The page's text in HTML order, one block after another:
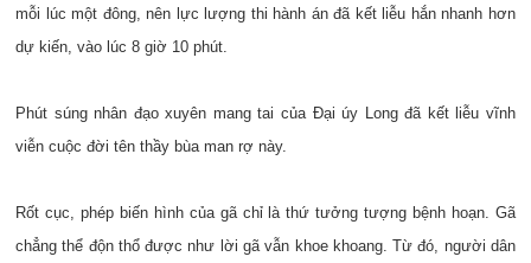
mỗi lúc một đông, nên lực lượng thi hành án đã kết liễu hắn nhanh hơn
dự kiến, vào lúc 8 giờ 10 phút.
Phút súng nhân đạo xuyên mang tai của Đại úy Long đã kết liễu vĩnh
viễn cuộc đời tên thầy bùa man rợ này.
Rốt cục, phép biến hình của gã chỉ là thứ tưởng tượng bệnh hoạn. Gã
chẳng thể độn thổ được như lời gã vẫn khoe khoang. Từ đó, người dân